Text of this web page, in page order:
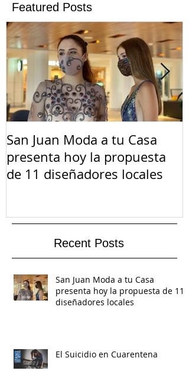
Featured Posts
San Juan Moda a tu Casa
presenta hoy la propuesta
de 11 diseñadores locales
Recent Posts
San Juan Moda a tu Casa
presenta hoy la propuesta de 11
diseñadores locales
El Suicidio en Cuarentena